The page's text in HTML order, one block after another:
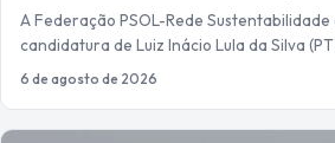
A Federação PSOL-Rede
candidatura de Luiz Inácio Lula da Silva
6 de agosto de 2026